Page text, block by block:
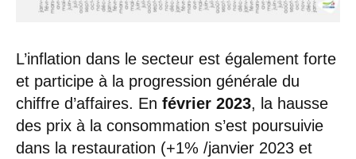
L’inflation dans le secteur est également forte
et participe à la progression générale du
chiffre d’affaires. En février 2023, la hausse
des prix à la consommation s’est poursuivie
dans la restauration (+1% /janvier 2023 et